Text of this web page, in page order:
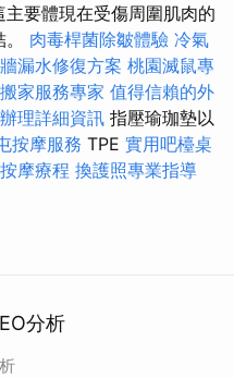
要體現在受傷周圍肌肉的
肉毒桿菌除皺體驗 冷氣
漏水修復方案 桃園滅鼠專
家服務專家 值得信賴的外
理詳細資訊 指壓瑜珈墊以
按摩服務 TPE 實用吧檯桌
摩療程 換護照專業指導
分析